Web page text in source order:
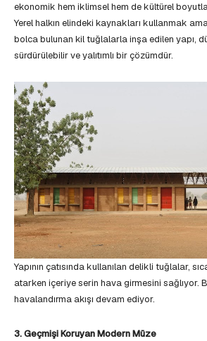
ekonomik hem iklimsel hem de kültürel
Yerel halkın elindeki kaynakları kullanmak
bolca bulunan kil tuğlalarla inşa edilen yapı,
sürdürülebilir ve yalıtımlı bir çözümdür.
Yapının çatısında kullanılan delikli tuğlalar,
atarken içeriye serin hava girmesini sağlıyor.
havalandırma akışı devam ediyor.
3. Geçmişi Koruyan Modern Müze